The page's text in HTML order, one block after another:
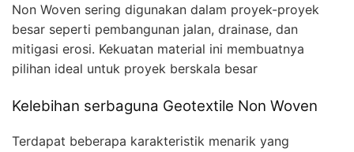
Non Woven sering digunakan dalam proyek-proyek
besar seperti pembangunan jalan, drainase, dan
mitigasi erosi. Kekuatan material ini membuatnya
pilihan ideal untuk proyek berskala besar
Kelebihan serbaguna Geotextile Non Woven
Terdapat beberapa karakteristik menarik yang